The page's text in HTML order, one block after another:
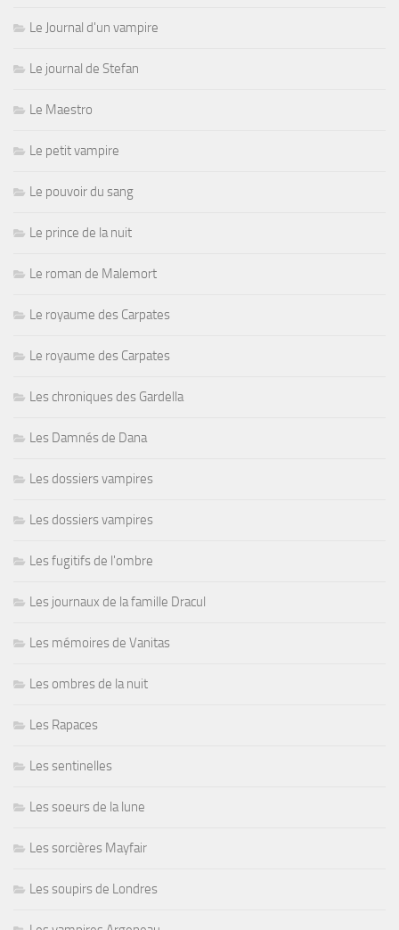
Le Journal d'un vampire
Le journal de Stefan
Le Maestro
Le petit vampire
Le pouvoir du sang
Le prince de la nuit
Le roman de Malemort
Le royaume des Carpates
Le royaume des Carpates
Les chroniques des Gardella
Les Damnés de Dana
Les dossiers vampires
Les dossiers vampires
Les fugitifs de l'ombre
Les journaux de la famille Dracul
Les mémoires de Vanitas
Les ombres de la nuit
Les Rapaces
Les sentinelles
Les soeurs de la lune
Les sorcières Mayfair
Les soupirs de Londres